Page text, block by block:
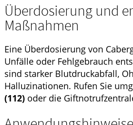
Überdosierung und
Maßnahmen
Eine Überdosierung von
Unfälle oder Fehlgebrauch
sind starker Blutdruckabfall,
Halluzinationen. Rufen Sie
(112) oder die